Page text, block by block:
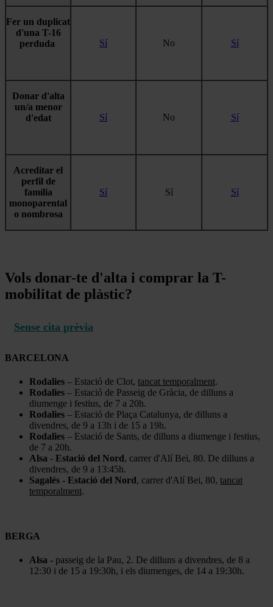
Fer un duplicat
d'una T-16
perduda
Sí No Sí
Donar d'alta
un/a menor
d'edat
Sí No Sí
Acreditar el
perfil de
família
monoparental
o nombrosa
Sí Sí Sí
Vols donar-te d'alta i comprar la T-
mobilitat de plàstic?
Sense cita prèvia
BARCELONA
Rodalies – Estació de Clot, tancat temporalment.
Rodalies – Estació de Passeig de Gràcia, de dilluns a
diumenge i festius, de 7 a 20h.
Rodalies – Estació de Plaça Catalunya, de dilluns a
divendres, de 9 a 13h i de 15 a 19h.
Rodalies – Estació de Sants, de dilluns a diumenge i festius,
de 7 a 20h.
Alsa - Estació del Nord, carrer d'Alí Bei, 80. De dilluns a
divendres, de 9 a 13:45h.
Sagalés - Estació del Nord, carrer d'Alí Bei, 80, tancat
temporalment.
BERGA
Alsa - passeig de la Pau, 2. De dilluns a divendres, de 8 a
12:30 i de 15 a 19:30h, i els diumenges, de 14 a 19:30h.